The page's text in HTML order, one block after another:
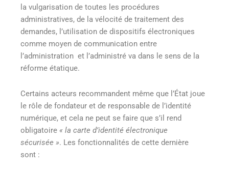
la vulgarisation de toutes les procédures
administratives, de la vélocité de traitement des
demandes, l’utilisation de dispositifs électroniques
comme moyen de communication entre
l’administration et l’administré va dans le sens de la
réforme étatique.
Certains acteurs recommandent même que l’État joue
le rôle de fondateur et de responsable de l’identité
numérique, et cela ne peut se faire que s’il rend
obligatoire « la carte d’identité électronique
sécurisée ». Les fonctionnalités de cette dernière
sont :